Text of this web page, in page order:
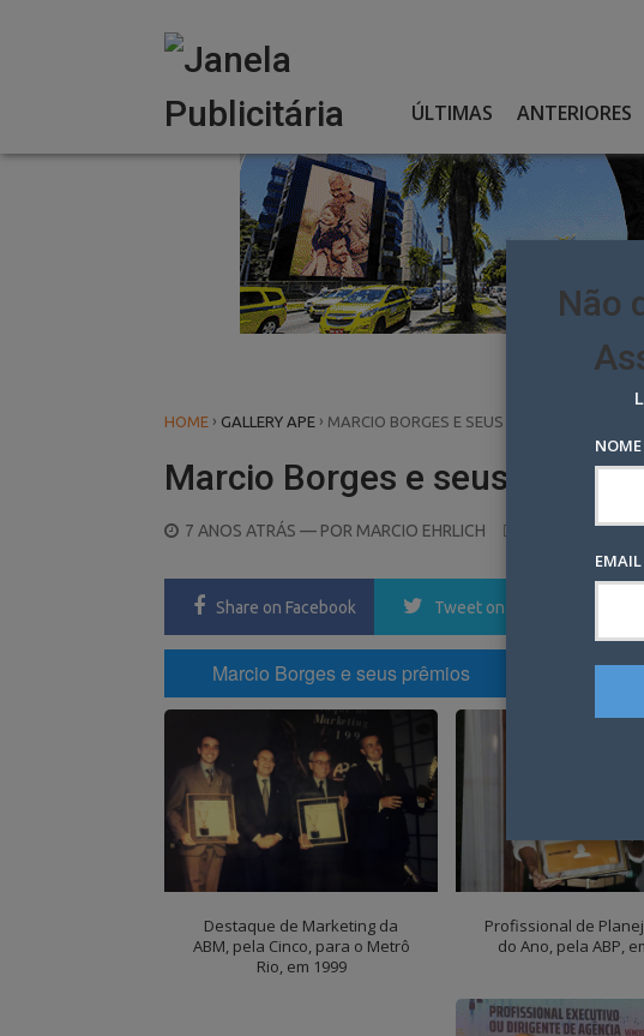
ÚLTIMAS ANTERIORES
HOME › GALLERY APE › MARCIO BORGES E SEUS PRÊMIOS
Marcio Borges e seus
POSTED
7 ANOS ATRÁS — POR MARCIO EHRLICH
Share on Facebook Tweet on Twitter
Marcio Borges e seus prêmios
Destaque de Marketing da
ABM, pela Cinco, para o Metrô
Rio, em 1999
Profissional de
do Ano, pela ABP,
Não
NOME
EMAIL